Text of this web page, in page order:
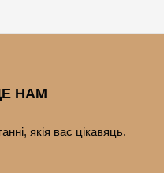
НАМ
якія вас цiкавяць.